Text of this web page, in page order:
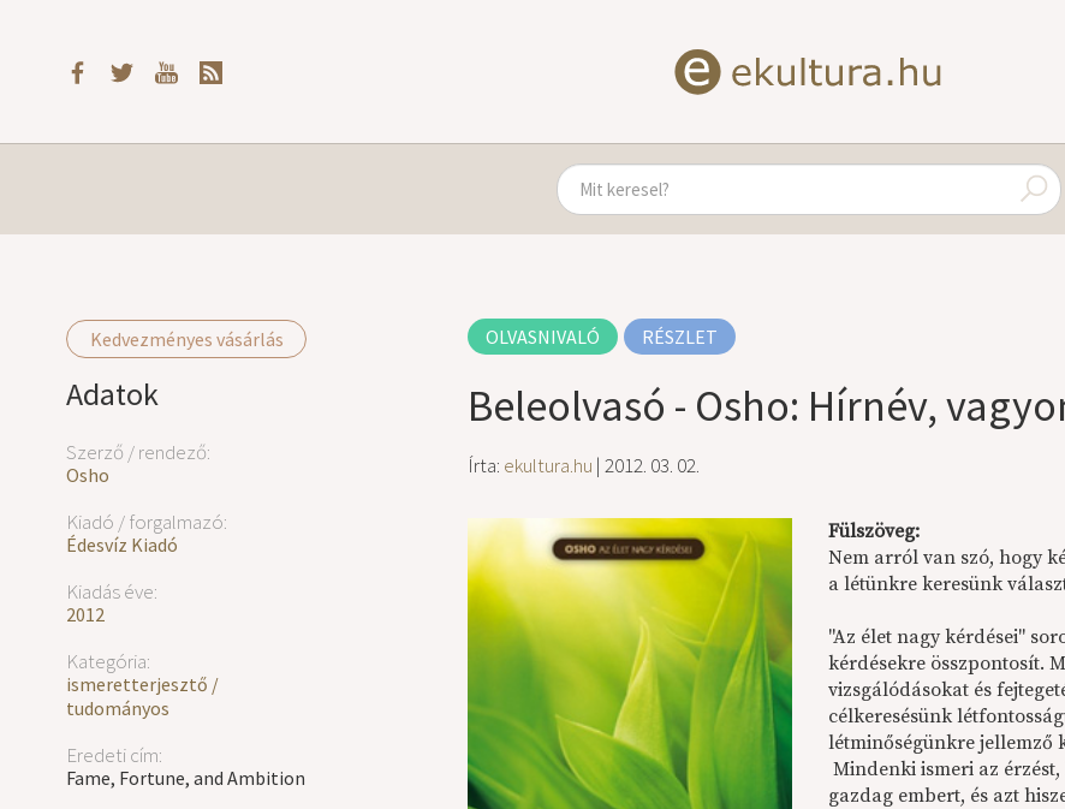
Kedvezményes vásárlás
Adatok
Szerző / rendező:
Osho
Kiadó / forgalmazó:
Édesvíz Kiadó
Kiadás éve:
2012
Kategória:
ismeretterjesztő /
tudományos
Eredeti cím:
Fame, Fortune, and Ambition
OLVASNIVALÓ RÉSZLET
Beleolvasó - Osho: Hírnév,
Írta: ekultura.hu | 2012. 03. 02.
Fülszöveg:
Nem arról van szó, hogy
a létünkre keresünk
"Az élet nagy kérdései"
kérdésekre összpontosít.
vizsgálódásokat és
célkeresésünk
létminőségünkre jellemző
Mindenki ismeri az
gazdag embert, és azt